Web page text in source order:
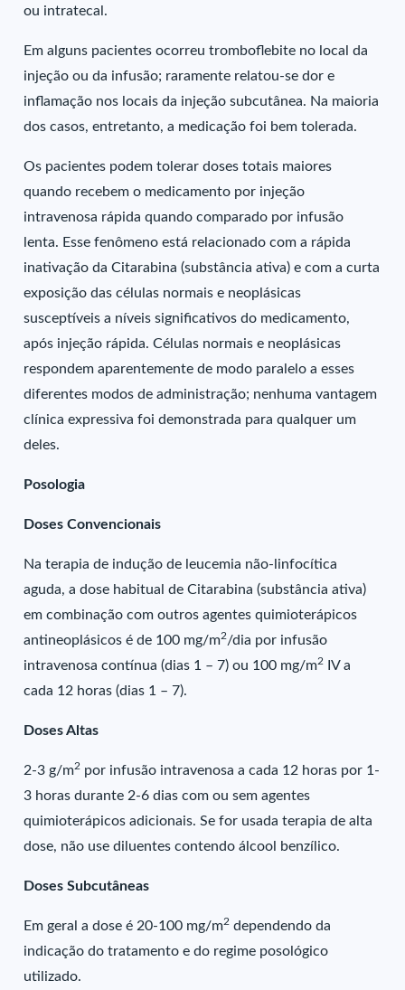
ou intratecal.
Em alguns pacientes ocorreu tromboflebite no local da
injeção ou da infusão; raramente relatou-se dor e
inflamação nos locais da injeção subcutânea. Na maioria
dos casos, entretanto, a medicação foi bem tolerada.
Os pacientes podem tolerar doses totais maiores
quando recebem o medicamento por injeção
intravenosa rápida quando comparado por infusão
lenta. Esse fenômeno está relacionado com a rápida
inativação da Citarabina (substância ativa) e com a curta
exposição das células normais e neoplásicas
susceptíveis a níveis significativos do medicamento,
após injeção rápida. Células normais e neoplásicas
respondem aparentemente de modo paralelo a esses
diferentes modos de administração; nenhuma vantagem
clínica expressiva foi demonstrada para qualquer um
deles.
Posologia
Doses Convencionais
Na terapia de indução de leucemia não-linfocítica
aguda, a dose habitual de Citarabina (substância ativa)
em combinação com outros agentes quimioterápicos
antineoplásicos é de 100 mg/m2/dia por infusão
intravenosa contínua (dias 1 – 7) ou 100 mg/m2
IV a
cada 12 horas (dias 1 – 7).
Doses Altas
2-3 g/m2 por infusão intravenosa a cada 12 horas por 1-
3 horas durante 2-6 dias com ou sem agentes
quimioterápicos adicionais. Se for usada terapia de alta
dose, não use diluentes contendo álcool benzílico.
Doses Subcutâneas
Em geral a dose é 20-100 mg/m2 dependendo da
indicação do tratamento e do regime posológico
utilizado.